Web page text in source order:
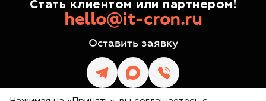
Стать клиентом или партнером!
hello@it-cron.ru
Оставить заявку